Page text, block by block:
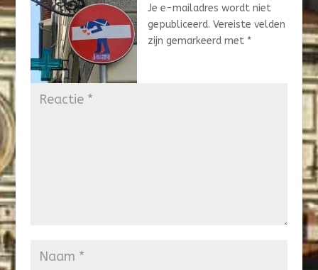
Je e-mailadres wordt niet
gepubliceerd. Vereiste velden
zijn gemarkeerd met *